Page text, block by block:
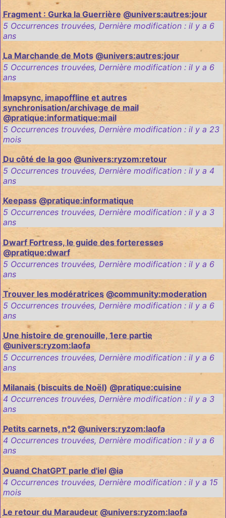
Fragment : Gurka la Guerrière @univers:autres:jour
5 Occurrences trouvées, Dernière modification : il y a 6
ans
La Marchande de Mots @univers:autres:jour
5 Occurrences trouvées, Dernière modification : il y a 6
ans
Imapsync, imapoffline et autres
synchronisation/archivage de mail
@pratique:informatique:mail
5 Occurrences trouvées, Dernière modification : il y a 23
mois
Du côté de la goo @univers:ryzom:retour
5 Occurrences trouvées, Dernière modification : il y a 4
ans
Keepass @pratique:informatique
5 Occurrences trouvées, Dernière modification : il y a 3
ans
Dwarf Fortress, le guide des forteresses
@pratique:dwarf
5 Occurrences trouvées, Dernière modification : il y a 6
ans
Trouver les modératrices @community:moderation
5 Occurrences trouvées, Dernière modification : il y a 6
ans
Une histoire de grenouille, 1ere partie
@univers:ryzom:laofa
5 Occurrences trouvées, Dernière modification : il y a 6
ans
Milanais (biscuits de Noël) @pratique:cuisine
4 Occurrences trouvées, Dernière modification : il y a 3
ans
Petits carnets, n°2 @univers:ryzom:laofa
4 Occurrences trouvées, Dernière modification : il y a 6
ans
Quand ChatGPT parle d'iel @ia
4 Occurrences trouvées, Dernière modification : il y a 15
mois
Le retour du Maraudeur @univers:ryzom:laofa